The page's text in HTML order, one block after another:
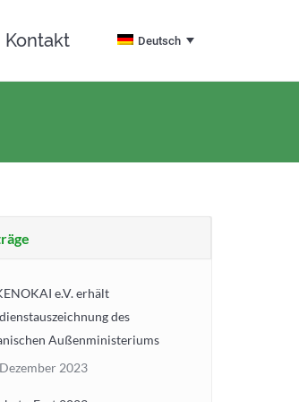
Kontakt Deutsch
e.V. erhält
des
Außenministeriums
2023